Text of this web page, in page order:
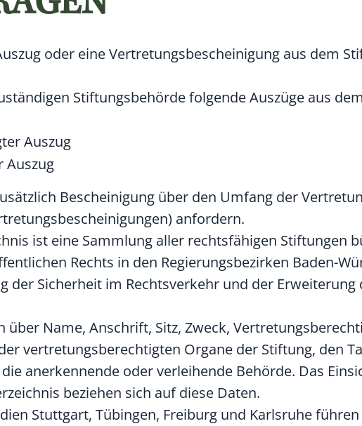
oder eine Vertretungsbescheinigung aus dem
Stiftungsbehörde folgende Auszüge aus
Auszug
Auszug
Bescheinigung über den Umfang der
anfordern.
ist eine Sammlung aller rechtsfähigen Stiftungen
Rechts in den Regierungsbezirken Baden-
der Sicherheit im Rechtsverkehr und der Erweiterung
über Name, Anschrift, Sitz, Zweck,
vertretungsberechtigten Organe der Stiftung, den
anerkennende oder verleihende Behörde. Das
beziehen sich auf diese Daten.
Stuttgart, Tübingen, Freiburg und Karlsruhe führen